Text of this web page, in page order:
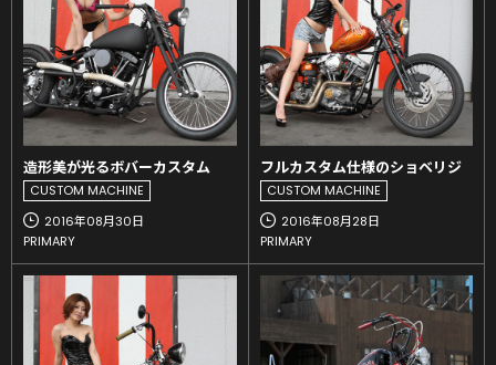
造形美が光るボバーカスタム
CUSTOM MACHINE
2016年08月30日
PRIMARY
フルカスタム仕様のショベリジ
CUSTOM MACHINE
2016年08月28日
PRIMARY